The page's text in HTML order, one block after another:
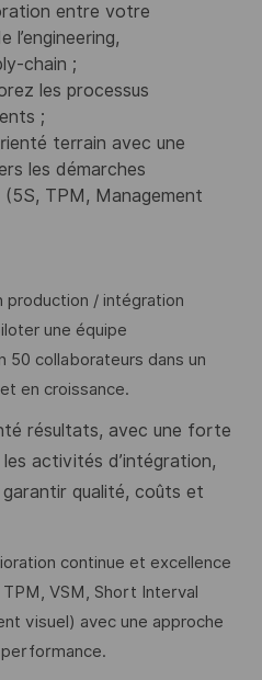
entre votre
chain ;
les processus
;
terrain avec une
les démarches
(5S, TPM, Management
production / intégration
une équipe
50 collaborateurs dans un
en croissance.
résultats, avec une forte
activités d’intégration,
qualité, coûts et
continue et excellence
VSM, Short Interval
visuel) avec une approche